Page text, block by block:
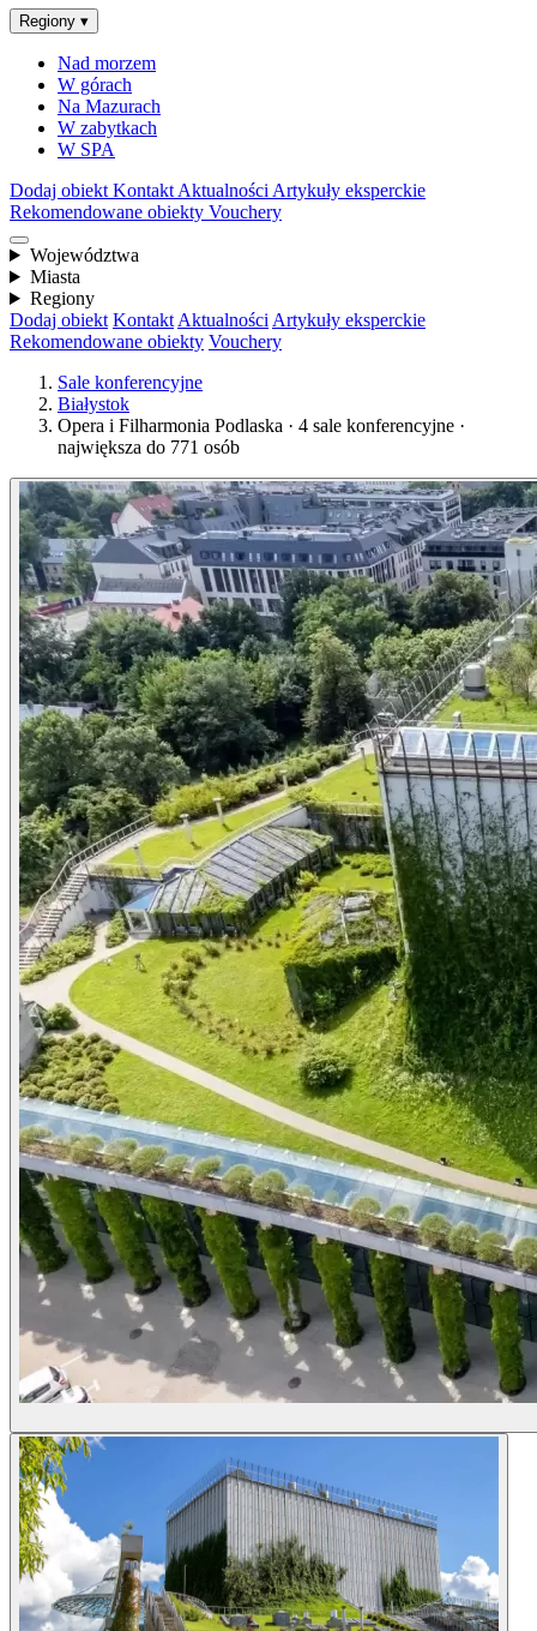
Regiony ▾
Nad morzem
W górach
Na Mazurach
W zabytkach
W SPA
Dodaj obiekt Kontakt Aktualności Artykuły eksperckie
Rekomendowane obiekty Vouchery
Województwa
Miasta
Regiony
Dodaj obiekt Kontakt Aktualności Artykuły eksperckie
Rekomendowane obiekty Vouchery
Sale konferencyjne
Białystok
Opera i Filharmonia Podlaska · 4 sale konferencyjne ·
największa do 771 osób